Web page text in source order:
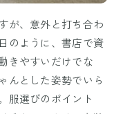
が、意外と打ち合わ
のように、書店で資
きやすいだけでな
んとした姿勢でいら
服選びのポイント